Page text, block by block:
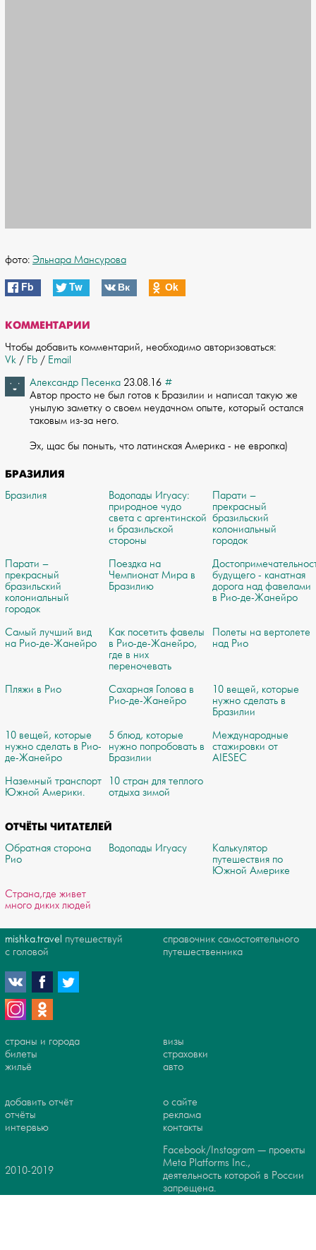
фото: Эльнара Мансурова
Fb Tw Вк Оk
КОММЕНТАРИИ
Чтобы добавить комментарий, необходимо авторизоваться:
Vk / Fb / Email
Александр Песенка 23.08.16 #
Автор просто не был готов к Бразилии и написал такую же
унылую заметку о своем не­удачном опыте, который остался
таковым из-за него.
Эх, щас бы поныть, что лати­нская Америка - не европка)
БРАЗИЛИЯ
Бразилия
Водопады Игуасу:
природное чудо
света с аргентинской
и бразильской
стороны
Парати –
прекрасный
бразильский
колониальный
городок
Парати –
прекрасный
бразильский
колониальный
городок
Поездка на
Чемпионат Мира в
Бразилию
будущего - канатная
дорога над фавелами
в Рио-де-Жанейро
Самый лучший вид
на Рио-де-Жанейро
Как посетить фавелы
в Рио-де-Жанейро,
где в них
переночевать
Полеты на вертолете
над Рио
Пляжи в Рио
Сахарная Голова в
Рио-де-Жанейро
10 вещей, которые
нужно сделать в
Бразилии
10 вещей, которые
нужно сделать в Рио-
де-Жанейро
5 блюд, которые
нужно попробовать в
Бразилии
Международные
стажировки от
AIESEC
Наземный транспорт
Южной Америки.
10 стран для теплого
отдыха зимой
ОТЧЁТЫ ЧИТАТЕЛЕЙ
Обратная сторона
Рио
Водопады Игуасу
Калькулятор
путешествия по
Южной Америке
Страна,где живет
много диких людей
mishka.travel путешествуй
с головой
справочник самостоятельного
путешественника
страны и города
билеты
жильё
визы
страховки
авто
добавить отчёт
отчёты
интервью
о сайте
реклама
контакты
2010-2019
Facebook/Instagram — проекты
Meta Platforms Inc.,
деятельность которой в России
запрещена.